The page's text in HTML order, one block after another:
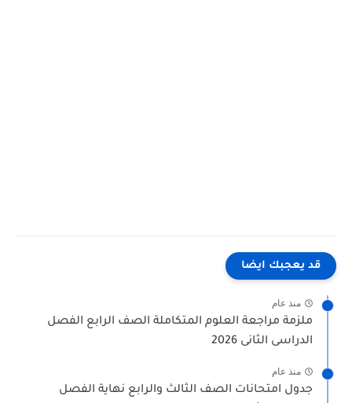
قد يعجبك ايضا
منذ عام
ملزمة مراجعة العلوم المتكاملة الصف الرابع الفصل
الدراسى الثانى 2026
منذ عام
جدول امتحانات الصف الثالث والرابع نهاية الفصل